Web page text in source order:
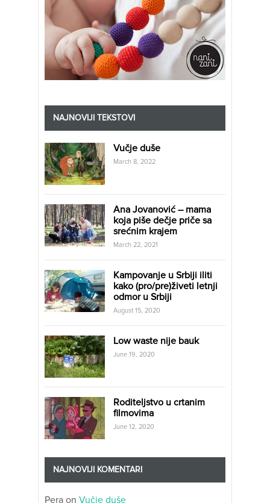
NAJNOVIJI TEKSTOVI
Vučje duše
March 8, 2022
Ana Jovanović – mama
koja piše dečje priče sa
srećnim krajem
March 22, 2021
Kampovanje u Srbiji iliti
kako (pro/pre)živeti letnji
odmor u Srbiji
August 15, 2020
Low waste nije bauk
June 19, 2020
Roditeljstvo u crtanim
filmovima
June 12, 2020
NAJNOVIJI KOMENTARI
Pera on Vučje duše